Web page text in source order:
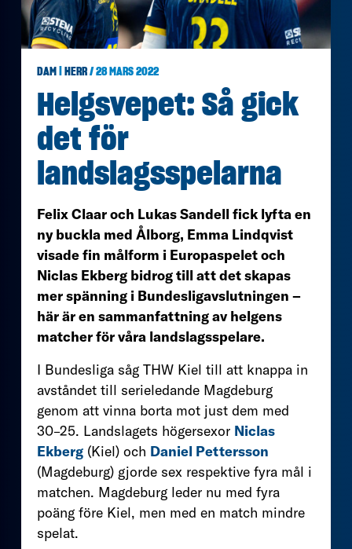
DAM HERR/ 28 MARS 2022
Helgsvepet: Så gick
det för
landslagsspelarna
Felix Claar och Lukas Sandell fick lyfta en
ny buckla med Ålborg, Emma Lindqvist
visade fin målform i Europaspelet och
Niclas Ekberg bidrog till att det skapas
mer spänning i Bundesligavslutningen –
här är en sammanfattning av helgens
matcher för våra landslagsspelare.
I Bundesliga såg THW Kiel till att knappa in
avståndet till serieledande Magdeburg
genom att vinna borta mot just dem med
30–25. Landslagets högersexor Niclas
Ekberg (Kiel) och Daniel Pettersson
(Magdeburg) gjorde sex respektive fyra mål i
matchen. Magdeburg leder nu med fyra
poäng före Kiel, men med en match mindre
spelat.